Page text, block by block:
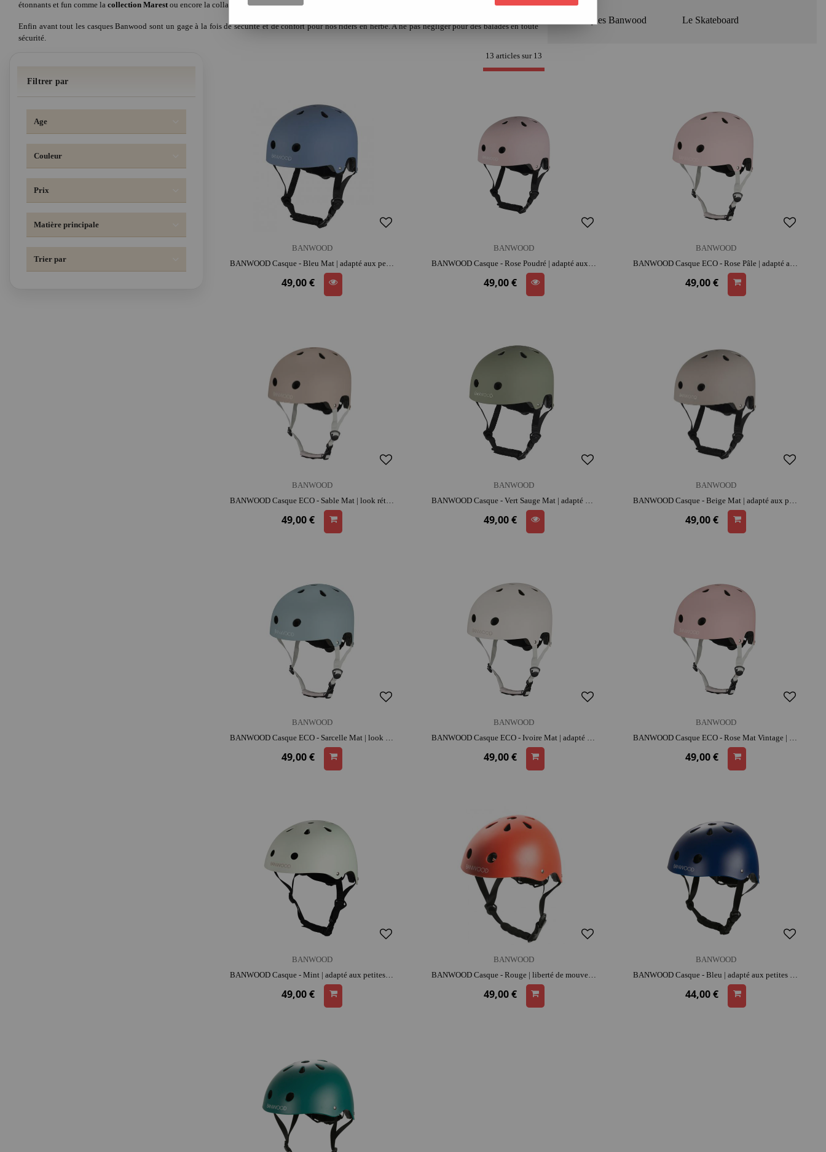
étonnants et fun comme la collection Marest ou encore la collaboration avecBontonabsolument craquante.
Enfin avant tout les casques Banwood sont un gage à la fois de sécurité et de confort pour nos riders en herbe. A ne pas négliger pour des balades en toute
sécurité.
Les Casques Banwood Le Skateboard
Filtrer par
Age
Couleur
Prix
Matière principale
Trier par
13 articles sur 13
BANWOOD
BANWOOD Casque - Bleu Mat | adapté aux petites têtes | apprentissage de l'équilibre
49,00 €
BANWOOD
BANWOOD Casque - Rose Poudré | adapté aux petites têtes | apprentissage de l'équilibre
49,00 €
BANWOOD
BANWOOD Casque ECO - Rose Pâle | adapté aux petites têtes | apprentissage de l'équilibre
49,00 €
BANWOOD
BANWOOD Casque ECO - Sable Mat | look rétro | adapté aux petites têtes | apprentissage de l'équilibre
49,00 €
BANWOOD
BANWOOD Casque - Vert Sauge Mat | adapté aux petites têtes | apprentissage de l'équilibre
49,00 €
BANWOOD
BANWOOD Casque - Beige Mat | adapté aux petites têtes | apprentissage de l'équilibre
49,00 €
BANWOOD
BANWOOD Casque ECO - Sarcelle Mat | look rétro | adapté aux petites têtes | apprentissage de l'équilibre
49,00 €
BANWOOD
BANWOOD Casque ECO - Ivoire Mat | adapté aux petites têtes | apprentissage de l'équilibre
49,00 €
BANWOOD
BANWOOD Casque ECO - Rose Mat Vintage | look rétro | adapté aux petites têtes | apprentissage de l'équilibre
49,00 €
BANWOOD
BANWOOD Casque - Mint | adapté aux petites têtes | apprentissage de l'équilibre
49,00 €
BANWOOD
BANWOOD Casque - Rouge | liberté de mouvement | adapté aux petites têtes | apprentissage de l'équilibre
49,00 €
BANWOOD
BANWOOD Casque - Bleu | adapté aux petites têtes | apprentissage de l'équilibre
44,00 €